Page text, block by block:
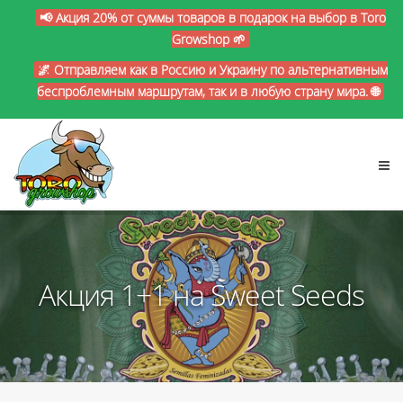
📢 Акция 20% от суммы товаров в подарок на выбор в Toro
Growshop 🌱
🌌 Отправляем как в Россию и Украину по альтернативным
беспроблемным маршрутам, так и в любую страну мира. 🌐
Акция 1+1 на Sweet Seeds